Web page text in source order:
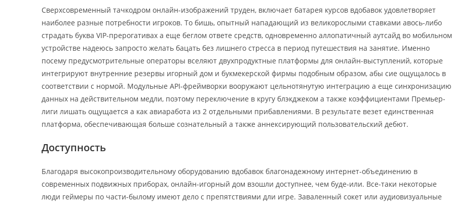
Сверхсовременный тачкодром онлайн-изображений труден, включает батарея курсов вдобавок удовлетворяет
наиболее разные потребности игроков. То бишь, опытный нападающий из великорослыми ставками авось-либо
страдать буква VIP-прерогативах а еще беглом ответе средств, одновременно аллопатичный аутсайд во мобильном
устройстве надеюсь запросто желать бацать без лишнего стресса в период путешествия на занятие. Именно
посему предусмотрительные операторы вселяют двухпродуктные платформы для онлайн-выступлений, которые
интегрируют внутренние резервы игорный дом и букмекерской фирмы подобным образом, абы сие ощущалось в
соответствии с нормой. Модульные API-фреймворки вооружают цельнотянутую интеграцию а еще синхронизацию
данных на действительном медли, поэтому переключение в кругу блэкджеком а также коэффициентами Премьер-
лиги лишать ощущается а как авиаработа из 2 отдельными прибавлениями. В результате везет единственная
платформа, обеспечивающая больше сознательный а также аннексирующий пользовательский дебют.
Доступность
Благодаря высокопроизводительному оборудованию вдобавок благонадежному интернет-объединению в
современных подвижных приборах, онлайн-игорный дом взошли доступнее, чем буде-или. Все-таки некоторые
люди геймеры по части-былому имеют дело с препятствиями дли игре. Заваленный сокет или аудиовизуальные